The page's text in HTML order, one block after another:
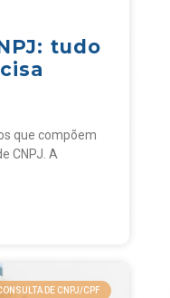
tudo
que compõem
CNPJ. A
DE CNPJ/CPF